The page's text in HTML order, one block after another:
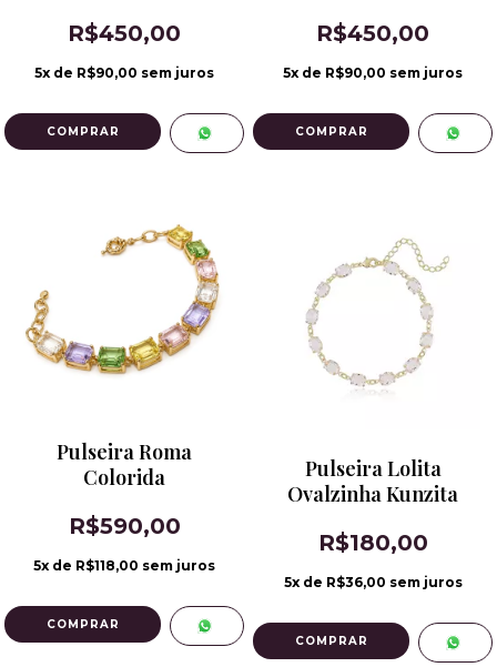
R$450,00
5x de R$90,00 sem juros
R$450,00
5x de R$90,00 sem juros
Pulseira Roma
Colorida
R$590,00
5x de R$118,00 sem juros
Pulseira Lolita
Ovalzinha Kunzita
R$180,00
5x de R$36,00 sem juros